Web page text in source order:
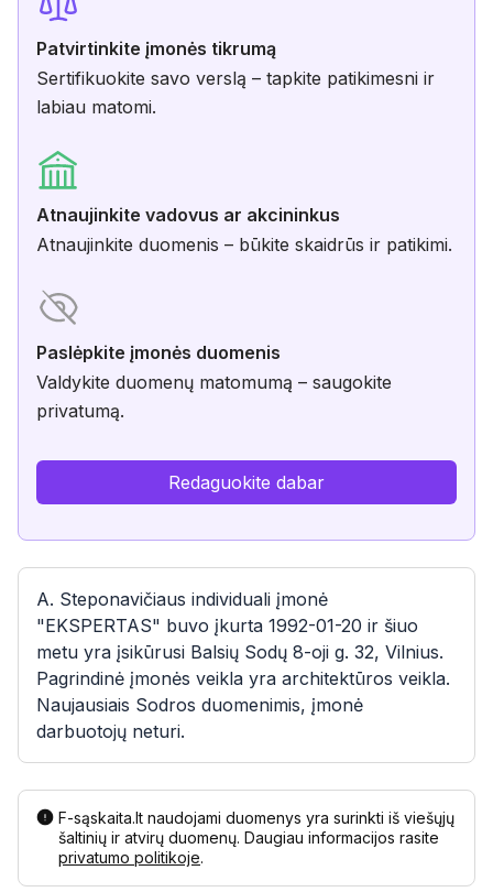
Patvirtinkite įmonės tikrumą
Sertifikuokite savo verslą – tapkite patikimesni ir
labiau matomi.
Atnaujinkite vadovus ar akcininkus
Atnaujinkite duomenis – būkite skaidrūs ir patikimi.
Paslėpkite įmonės duomenis
Valdykite duomenų matomumą – saugokite
privatumą.
Redaguokite dabar
A. Steponavičiaus individuali įmonė
"EKSPERTAS" buvo įkurta 1992-01-20 ir šiuo
metu yra įsikūrusi Balsių Sodų 8-oji g. 32, Vilnius.
Pagrindinė įmonės veikla yra architektūros veikla.
Naujausiais Sodros duomenimis, įmonė
darbuotojų neturi.
F-sąskaita.lt naudojami duomenys yra surinkti iš viešųjų
šaltinių ir atvirų duomenų. Daugiau informacijos rasite
privatumo politikoje.